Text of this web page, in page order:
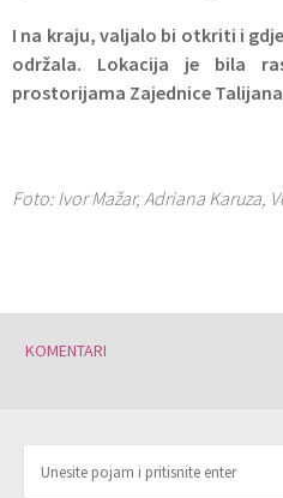
I na kraju, valjalo bi otkriti i
održala. Lokacija je bila
prostorijama Zajednice Talijana
Foto: Ivor Mažar, Adriana Karuza,
KOMENTARI